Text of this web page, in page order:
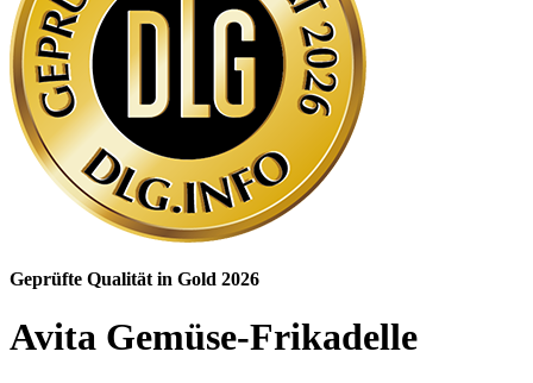
Geprüfte Qualität in Gold 2026
Avita Gemüse-Frikadelle